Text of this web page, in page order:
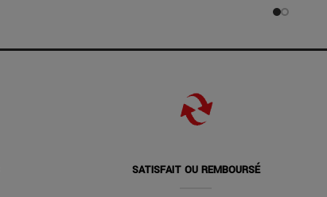
SATISFAIT OU REMBOURSÉ